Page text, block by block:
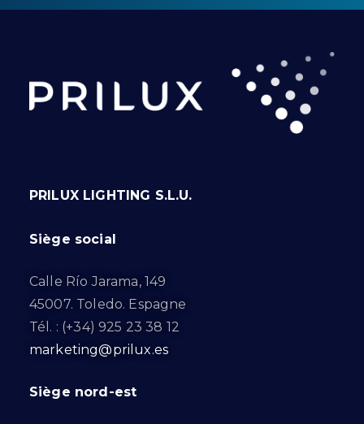
PRILUX LIGHTING S.L.U.
Siège social
Calle Río Jarama, 149
45007. Toledo. Espagne
Tél. : (+34) 925 23 38 12
marketing@prilux.es
Siège nord-est